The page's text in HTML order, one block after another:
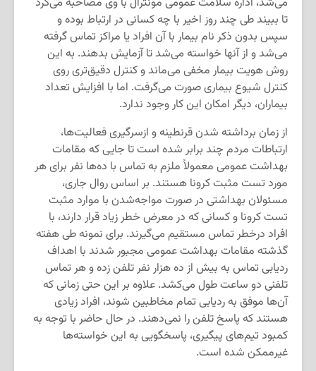
تا ببیند طی چند روز اخیر با چه کسانی در ارتباط بوده و
سپس بدون ذکر نام بیمار با آن افراد یا مراکز تماس گرفته
می‌شد و از آنها خواسته می‌شد تا آزمایش بدهند. به این
روش هویت بیمار مخفی می‌ماند و کنترل دقیق‌تری روی
کنترل شیوع بیماری صورت می‌گرفت. اما با افزایش تعداد
بیماران، دیگر امکان این کار وجود ندارد.
از زمان برداشته شدن قرنطینه و ازسرگیری فعالیت‌ها،
ارتباطات مردم چند برابر شده است تا جایی که مقامات
بهداشت عمومی معمولاً ملزم به تماس با ده‌ها نفر برای هر
مورد تست مثبت کرونا هستند. بر اساس روال جاری،
مسئولان بهداشتی در صورت مواجه‌شدن با موارد مثبت
تست کرونا و کسانی که در معرض خطر زیاد قرار دارند، با
افراد درخطر تماس مستقیم می‌گیرند. برای نمونه طی هفته
گذشته مقامات بهداشت عمومی مجبور شدند با اهداف
ردیابی تماس به بیش از ده هزار نفر تلفن زده و هر تماس
تلفنی دو ساعت طول می‌کشد. علاوه بر این حتی زمانی که
آن‌ها موفق به ردیابی تمام مخاطبین شوند، افراد زیادی
هستند که پاسخ تلفن را نمی‌دهند. در حال حاضر با توجه به
کمبود تیم‌های پیگیری، پاسخگویی به این خواسته‌ها
غیرممکن شده است.